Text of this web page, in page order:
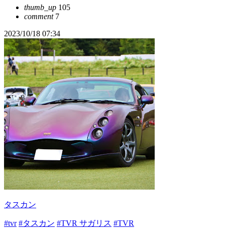
thumb_up 105
comment7
2023/10/18 07:34
タスカン
#tvr #タスカン #TVR サガリス #TVR